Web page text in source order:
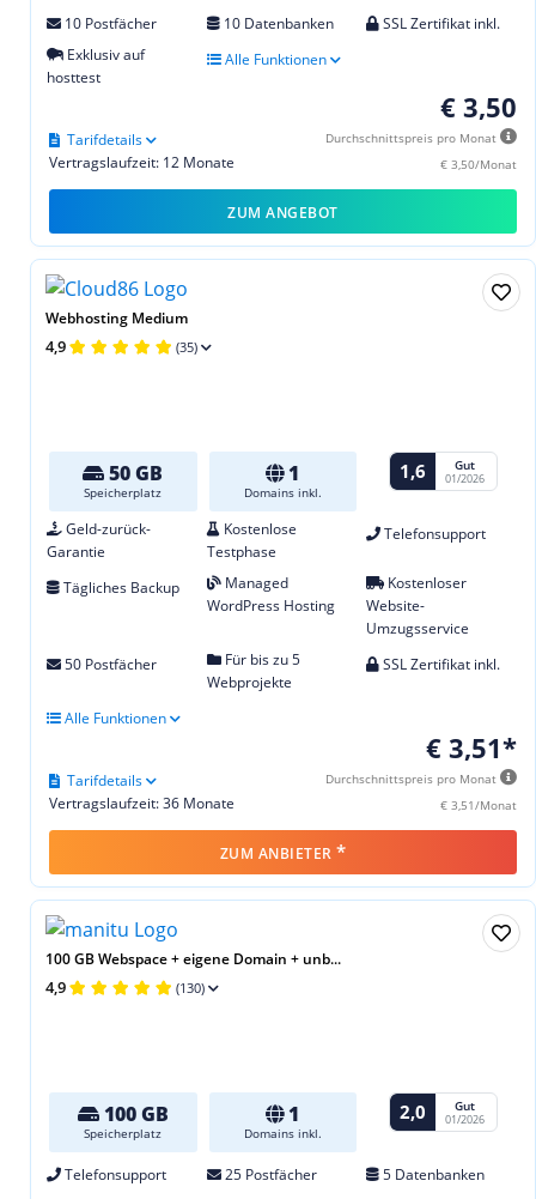
10 Postfächer
10 Datenbanken
SSL Zertifikat inkl.
Exklusiv auf
hosttest
Alle Funktionen
€ 3,50
Durchschnittspreis pro Monat
€ 3,50/Monat
Vertragslaufzeit: 12 Monate
Tarifdetails
ZUM ANGEBOT
Webhosting Medium
4,9 (35)
50 GB
Speicherplatz
1
Domains inkl.
1,6 Gut
01/2026
Geld-zurück-
Garantie
Kostenlose
Testphase
Telefonsupport
Tägliches Backup
Managed
WordPress Hosting
Kostenloser
Website-
Umzugsservice
50 Postfächer
Für bis zu 5
Webprojekte
SSL Zertifikat inkl.
Alle Funktionen
€ 3,51*
Durchschnittspreis pro Monat
€ 3,51/Monat
Vertragslaufzeit: 36 Monate
Tarifdetails
ZUM ANBIETER *
100 GB Webspace + eigene Domain + unb...
4,9 (130)
100 GB
Speicherplatz
1
Domains inkl.
2,0 Gut
01/2026
Telefonsupport 25 Postfächer
5 Datenbanken